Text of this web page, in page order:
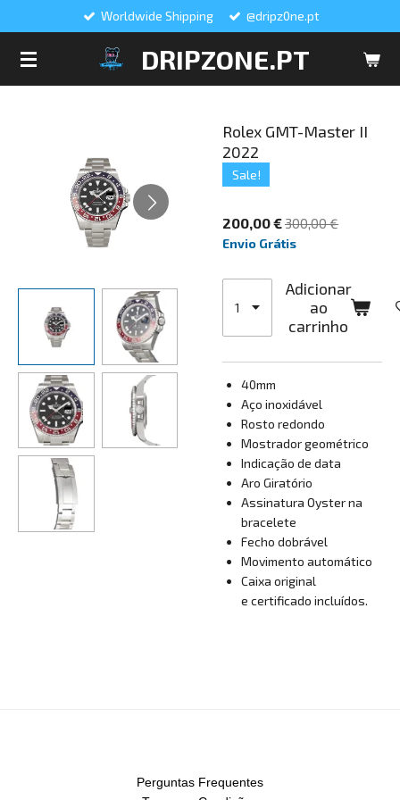
DRIPZONE.PT
Worldwide Shipping @dripz0ne.pt
Rolex GMT-Master II
2022
Sale!
200,00 €300,00 €
Envio Grátis
Adicionar
ao
carrinho
40mm
Aço inoxidável
Rosto redondo
Mostrador geométrico
Indicação de data
Aro Giratório
Assinatura Oyster na
bracelete
Fecho dobrável
Movimento automático
Caixa original
e certificado incluídos.
Perguntas Frequentes